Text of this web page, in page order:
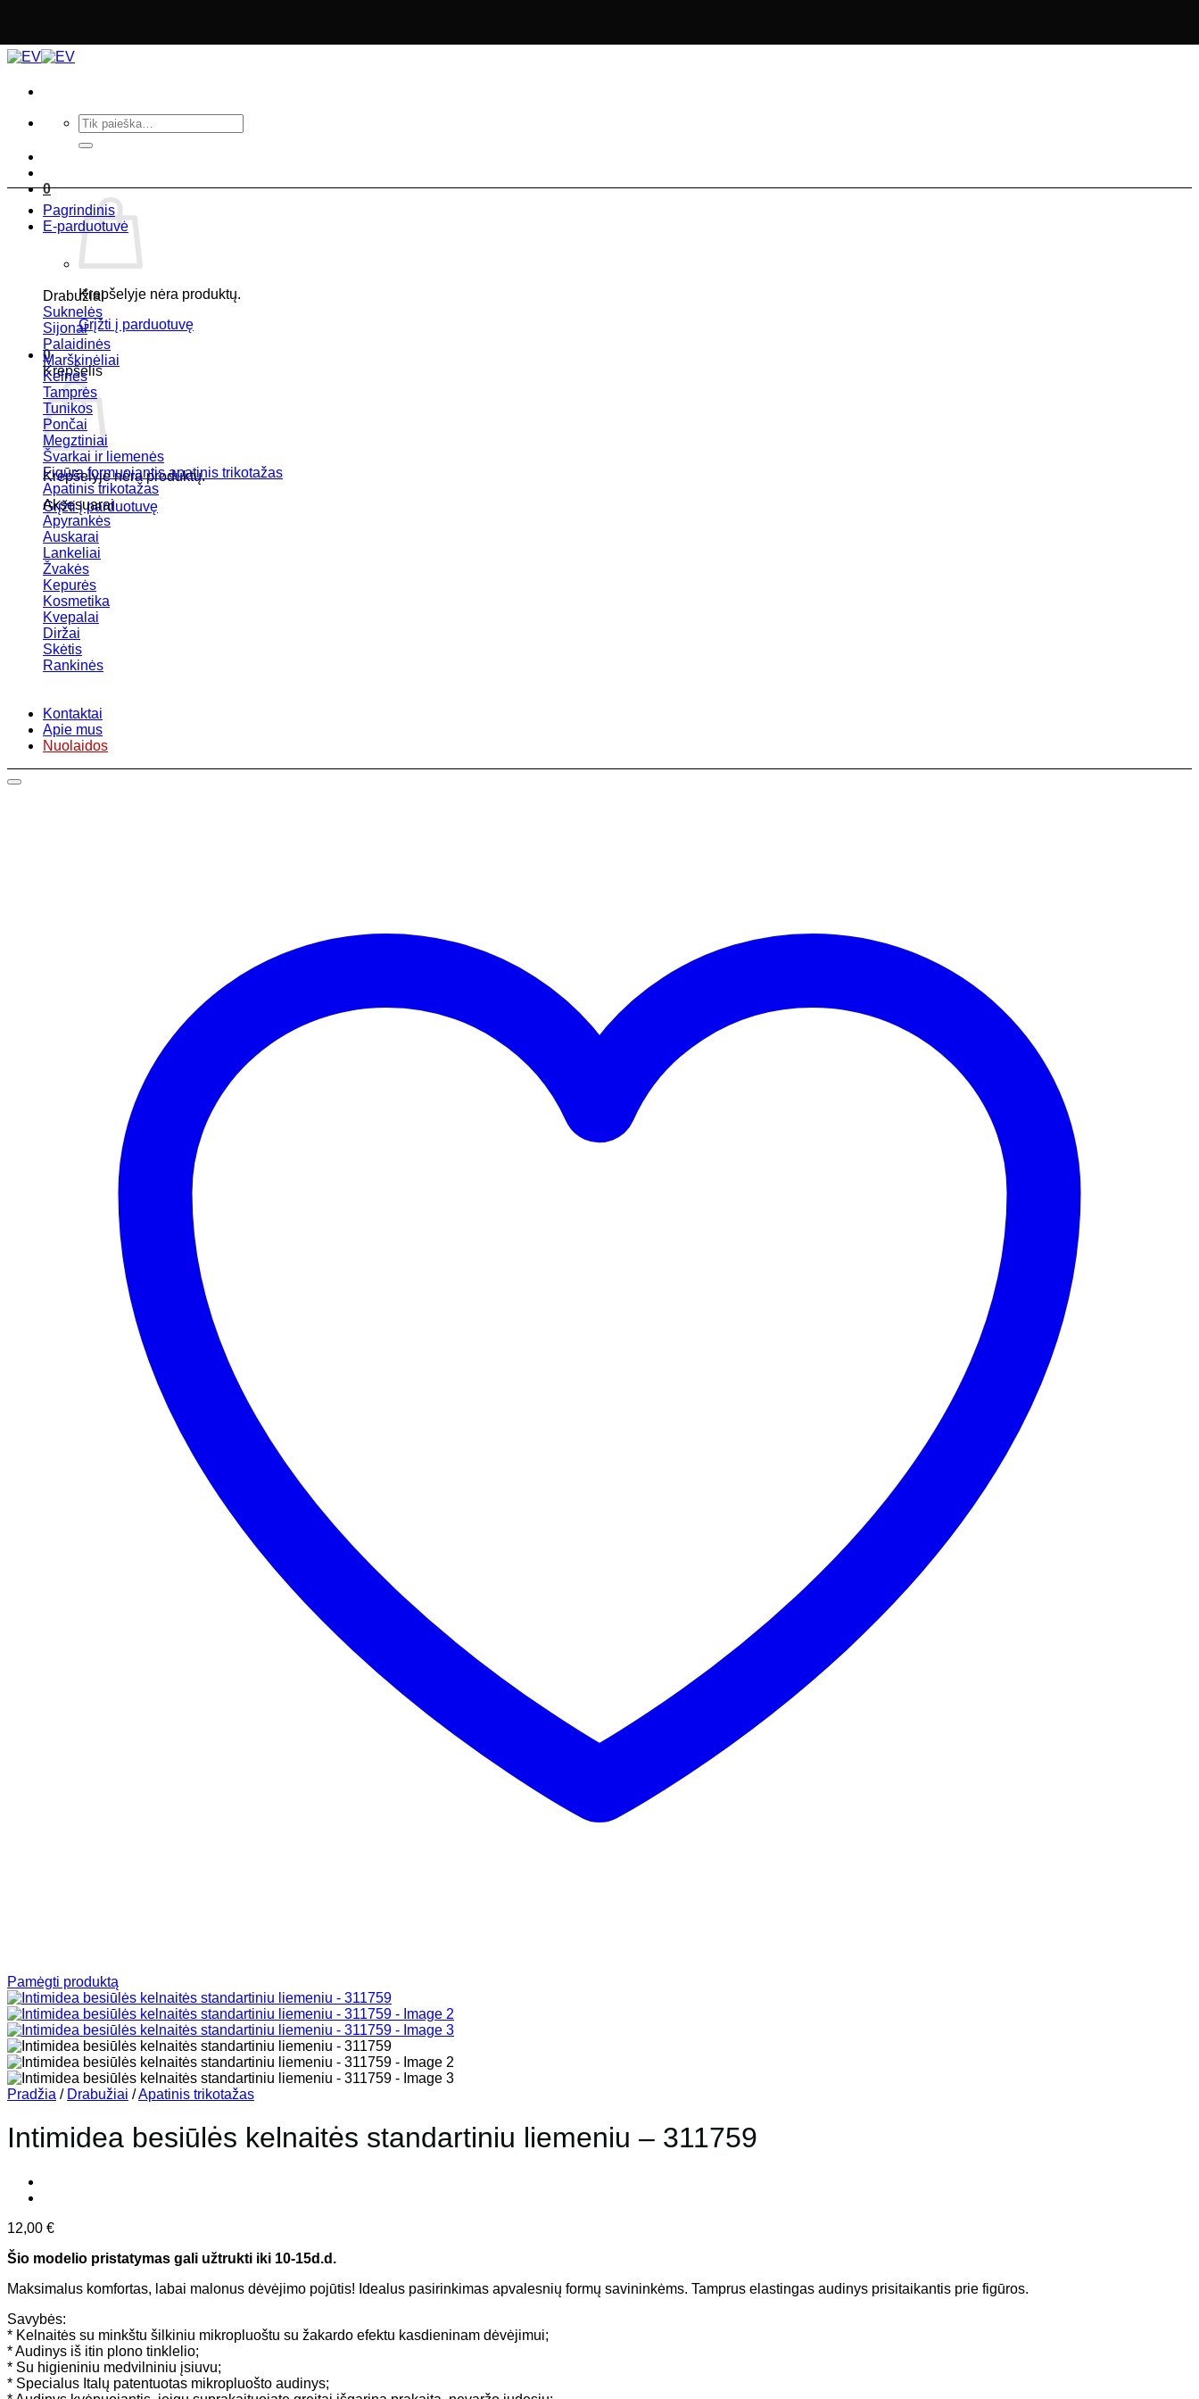
Skip
to
Ieškoti:
0
Krepšelyje nėra produktų.
Grįžti į parduotuvę
0
Krepšelis
Krepšelyje nėra produktų.
Grįžti į parduotuvę
Pagrindinis
E-parduotuvė
Drabužiai
Suknelės
Sijonai
Palaidinės
Marškinėliai
Kelnės
Tamprės
Tunikos
Pončai
Megztiniai
Švarkai ir liemenės
Figūrą formuojantis apatinis trikotažas
Apatinis trikotažas
Aksesuarai
Apyrankės
Auskarai
Lankeliai
Žvakės
Kepurės
Kosmetika
Kvepalai
Diržai
Skėtis
Rankinės
Kontaktai
Apie mus
Nuolaidos
Pamėgti produktą
Pradžia / Drabužiai /Apatinis trikotažas
Intimidea besiūlės kelnaitės standartiniu liemeniu – 311759
12,00 €
Šio modelio pristatymas gali užtrukti iki 10-15d.d.
Maksimalus komfortas, labai malonus dėvėjimo pojūtis! Idealus pasirinkimas apvalesnių formų savininkėms. Tamprus elastingas audinys prisitaikantis prie figūros.
Savybės:
* Kelnaitės su minkštu šilkiniu mikropluoštu su žakardo efektu kasdieninam dėvėjimui;
* Audinys iš itin plono tinklelio;
* Su higieniniu medvilniniu įsiuvu;
* Specialus Italų patentuotas mikropluošto audinys;